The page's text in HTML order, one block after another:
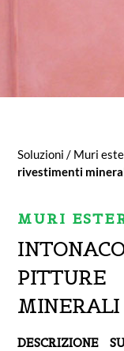
Soluzioni / Muri
rivestimenti
MURI
MINERALI
DESCRIZIONE